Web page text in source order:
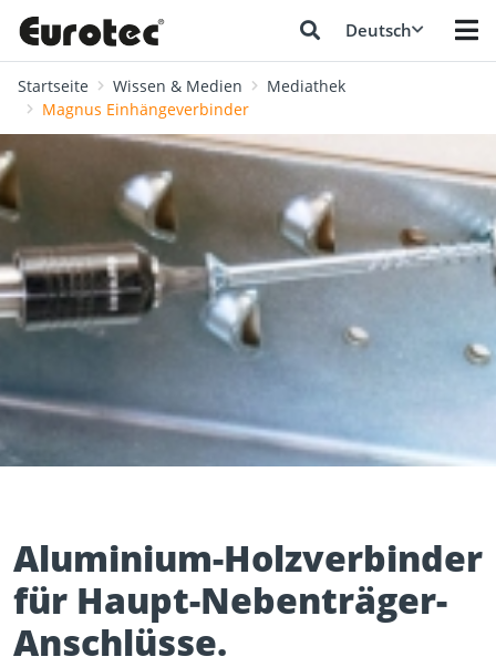
Deutsch
Startseite Wissen & Medien
Mediathek
Magnus Einhängeverbinder
Aluminium-Holzverbinder
für Haupt-Nebenträger-
Anschlüsse.